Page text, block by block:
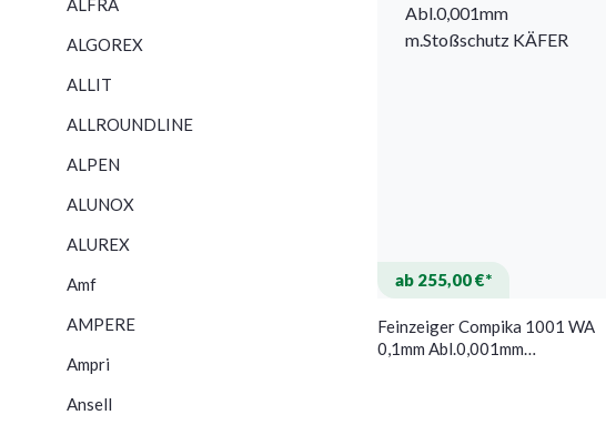
ALFRA
ALGOREX
ALLIT
ALLROUNDLINE
ALPEN
ALUNOX
ALUREX
Amf
AMPERE
Ampri
Ansell
ab 255,00 €*
Feinzeiger Compika 1001 WA
0,1mm Abl.0,001mm